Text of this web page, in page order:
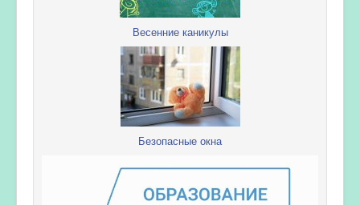
Весенние каникулы
Безопасные окна